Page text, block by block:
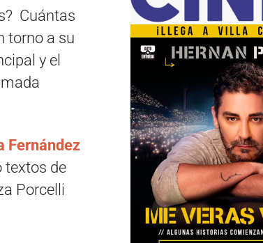
Cuántas
torno a su
y el
Fernández
textos de
Porcelli